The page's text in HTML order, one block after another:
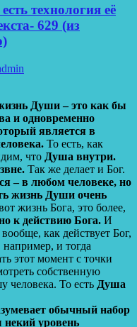
технология её
629 (из
Души – это как бы
и одновременно
является в
То есть, как
что Душа внутри.
Так же делает и Бог.
– в любом человеке, но
жизнь Души очень
жизнь Бога, это более,
к действию Бога. И
как действует Бог,
и тогда
этот момент с точки
собственную
человека. То есть Душа
обычный набор
уровень